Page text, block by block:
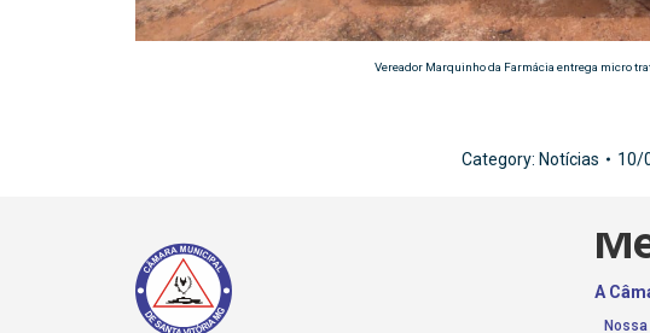
Vereador Marquinho da Farmácia entrega micro
Category: Notícias 10/
A